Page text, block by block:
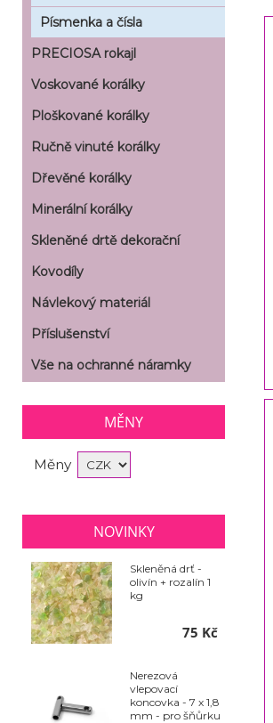
Písmenka a čísla
PRECIOSA rokajl
Voskované korálky
Ploškované korálky
Ručně vinuté korálky
Dřevěné korálky
Minerální korálky
Skleněné drtě dekorační
Kovodíly
Návlekový materiál
Příslušenství
Vše na ochranné náramky
MĚNY
Měny
NOVINKY
Skleněná drť -
olivín + rozalín 1
kg
75 Kč
Nerezová
vlepovací
koncovka - 7 x 1,8
mm - pro šňůrku